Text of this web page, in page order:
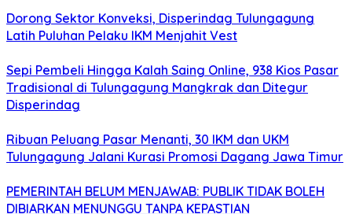
Dorong Sektor Konveksi, Disperindag Tulungagung
Latih Puluhan Pelaku IKM Menjahit Vest
Sepi Pembeli Hingga Kalah Saing Online, 938 Kios Pasar
Tradisional di Tulungagung Mangkrak dan Ditegur
Disperindag
Ribuan Peluang Pasar Menanti, 30 IKM dan UKM
Tulungagung Jalani Kurasi Promosi Dagang Jawa Timur
PEMERINTAH BELUM MENJAWAB: PUBLIK TIDAK BOLEH
DIBIARKAN MENUNGGU TANPA KEPASTIAN